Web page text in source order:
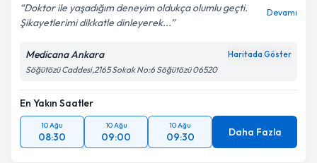
Doktor ile yaşadığım deneyim oldukça olumlu geçti.
Şikayetlerimi dikkatle dinleyerek...
Devamı
Medicana Ankara Haritada Göster
Söğütözü Caddesi,2165 Sokak No:6 Söğütözü 06520
En Yakın Saatler
10 Ağu
08:30
10 Ağu
09:00
10 Ağu
09:30 Daha Fazla